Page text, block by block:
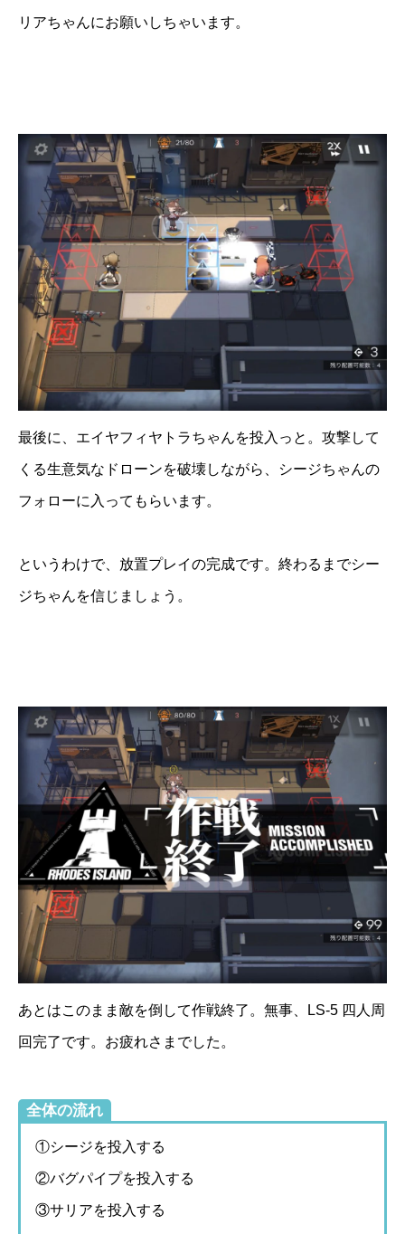
リアちゃんにお願いしちゃいます。
最後に、エイヤフィヤトラちゃんを投入っと。攻撃して
くる生意気なドローンを破壊しながら、シージちゃんの
フォローに入ってもらいます。
というわけで、放置プレイの完成です。終わるまでシー
ジちゃんを信じましょう。
あとはこのまま敵を倒して作戦終了。無事、LS-5 四人周
回完了です。お疲れさまでした。
全体の流れ
①シージを投入する
②バグパイプを投入する
③サリアを投入する